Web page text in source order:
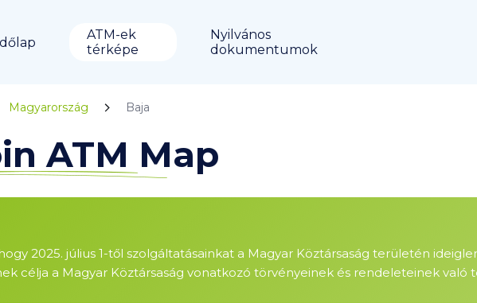
ATM-ek
térképe
Nyilvános
dokumentumok
Magyarország Baja
ATM Map
2025. július 1-től szolgáltatásainkat a Magyar Köztársaság területén
célja a Magyar Köztársaság vonatkozó törvényeinek és rendeleteinek való